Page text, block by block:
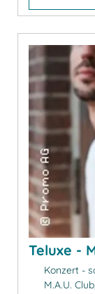
Teluxe -
Konzert -
M.A.U.